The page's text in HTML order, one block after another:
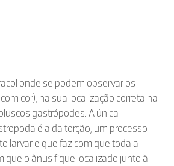
onde se podem observar os
cor), na sua localização correta na
gastrópodes. A única
é a da torção, um processo
larvar e que faz com que toda a
que o ânus fique localizado junto à